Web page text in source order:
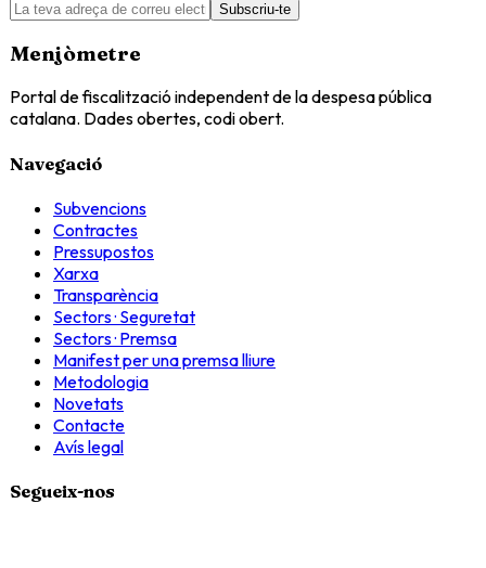
Subscriu-te
Menjòmetre
Portal de fiscalització independent de la despesa pública
catalana. Dades obertes, codi obert.
Navegació
Subvencions
Contractes
Pressupostos
Xarxa
Transparència
Sectors · Seguretat
Sectors · Premsa
Manifest per una premsa lliure
Metodologia
Novetats
Contacte
Avís legal
Segueix-nos